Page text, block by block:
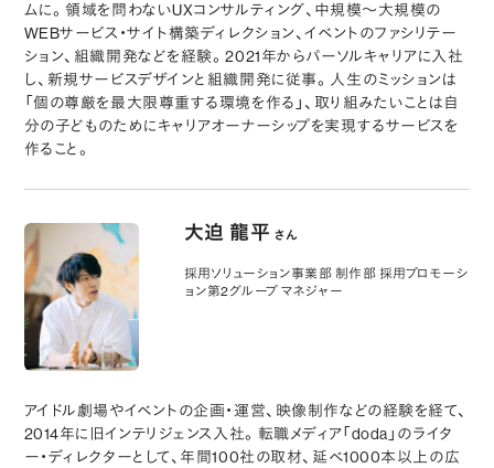
ムに。領域を問わないUXコンサルティング、中規模〜大規模の
WEBサービス・サイト構築ディレクション、イベントのファシリテー
ション、組織開発などを経験。2021年からパーソルキャリアに入社
し、新規サービスデザインと組織開発に従事。人生のミッションは
「個の尊厳を最大限尊重する環境を作る」、取り組みたいことは自
分の子どものためにキャリアオーナーシップを実現するサービスを
作ること。
大迫 龍平 さん
採用ソリューション事業部 制作部 採用プロモーシ
ョン第2グループ マネジャー
アイドル劇場やイベントの企画・運営、映像制作などの経験を経て、
2014年に旧インテリジェンス入社。転職メディア「doda」のライタ
ー・ディレクターとして、年間100社の取材、延べ1000本以上の広